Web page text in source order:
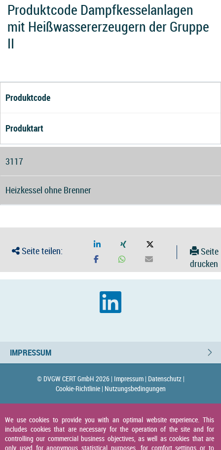
Produktcode Dampfkesselanlagen
mit Heißwassererzeugern der Gruppe
II
Produktcode
Produktart
3117
Heizkessel ohne Brenner
Seite teilen:
Seite
drucken
IMPRESSUM
© DVGW CERT GmbH 2026 | Impressum | Datenschutz |
Cookie-Richtlinie | Nutzungsbedingungen
We use cookies to provide you with an optimal website experience. This
includes cookies that are necessary for the operation of the site and for
controlling our commercial business objectives, as well as cookies that are
only used for anonymous statistical purposes, for comfort settings or to